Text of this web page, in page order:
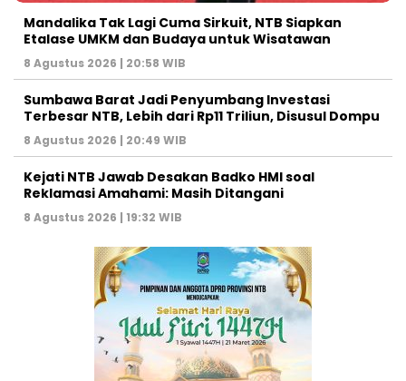
Mandalika Tak Lagi Cuma Sirkuit, NTB Siapkan
Etalase UMKM dan Budaya untuk Wisatawan
8 Agustus 2026 | 20:58 WIB
Sumbawa Barat Jadi Penyumbang Investasi
Terbesar NTB, Lebih dari Rp11 Triliun, Disusul Dompu
8 Agustus 2026 | 20:49 WIB
Kejati NTB Jawab Desakan Badko HMI soal
Reklamasi Amahami: Masih Ditangani
8 Agustus 2026 | 19:32 WIB